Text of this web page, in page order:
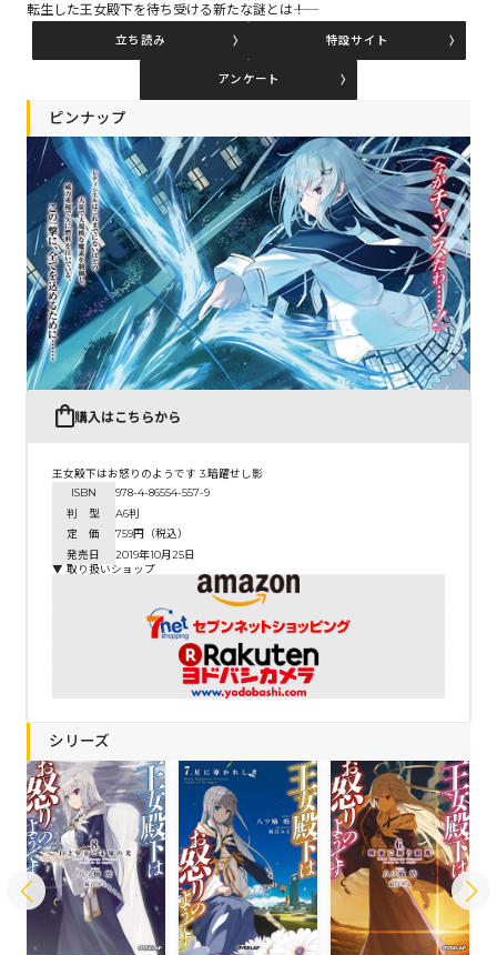
閉じる
転生した王女殿下を待ち受ける新たな謎とは――！
立ち読み 特設サイト
アンケート
ピンナップ
購入はこちらから
王女殿下はお怒りのようです 3.暗躍せし影
ISBN
978-4-86554-557-9
判 型
A6判
定 価
759円（税込）
発売日
2019年10月25日
▼ 取り扱いショップ
シリーズ